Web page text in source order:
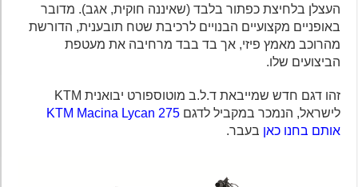
העצלן בלחיצת כפתור בלבד (שאיננה חוקית, אגב). מדובר
באופניים מקצועיים הבנויים לרכיבת שטח תובענית, הדורשת
מהרוכב מאמץ פיזי, אך בד בבד מרחיבה את מעטפת
הביצועים שלו.
זהו דגם חדש שמייבאת ד.ל.ב מוטוספורט יבואנית KTM
לישראל, הנמכר במקביל לדגםKTM Macina Lycan 275
אותם בחנו כאןבעבר.